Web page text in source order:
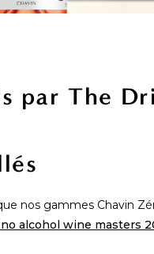
par The
nos gammes Chavin
alcohol wine masters